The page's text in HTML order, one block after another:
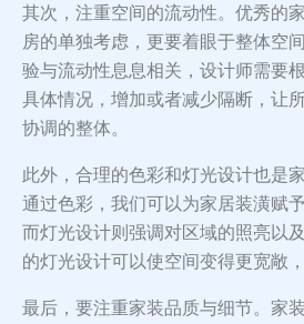
其次，注重空间的流动性。优秀的
房的单独考虑，更要着眼于整体空
验与流动性息息相关，设计师需要
具体情况，增加或者减少隔断，让
协调的整体。
此外，合理的色彩和灯光设计也是
通过色彩，我们可以为家居装潢赋
而灯光设计则强调对区域的照亮以
的灯光设计可以使空间变得更宽敞
最后，要注重家装品质与细节。家